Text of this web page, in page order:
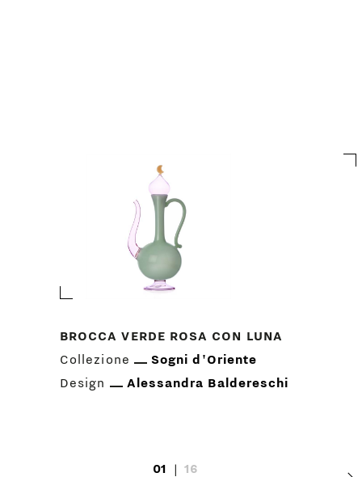
BROCCA VERDE ROSA CON LUNA
Collezione
Sogni d'Oriente
Design
Alessandra Baldereschi
01 | 16